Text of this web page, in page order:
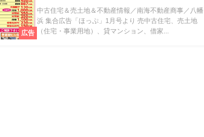
広告
中古住宅＆売土地＆不動産情報／南海不動産商事／八幡
浜 集合広告「ほっぷ」1月号より 売中古住宅、売土地
（住宅・事業用地）、貸マンション、借家...